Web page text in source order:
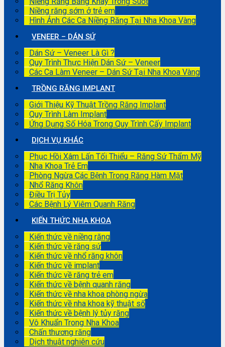
Niềng răng sớm ở trẻ em
Hình Ảnh Các Ca Niềng Răng Tại Nha Khoa Vàng
VENEER – DÁN SỨ
Dán Sứ – Veneer Là Gì ?
Quy Trình Thực Hiện Dán Sứ – Veneer
Các Ca Làm Veneer – Dán Sứ Tại Nha Khoa Vàng
TRỒNG RĂNG IMPLANT
Giới Thiệu Kỹ Thuật Trồng Răng Implant
Quy Trình Làm Implant
Ứng Dụng Số Hóa Trong Quy Trình Cấy Implant
DỊCH VỤ KHÁC
Phục Hồi Xâm Lấn Tối Thiểu – Răng Sứ Thẩm Mỹ
Nha Khoa Trẻ Em
Phòng Ngừa Các Bệnh Trong Răng Hàm Mặt
Nhổ Răng Khôn
Điều Trị Tủy
Các Bệnh Lý Viêm Quanh Răng
KIẾN THỨC NHA KHOA
Kiến thức về niềng răng
Kiến thức về răng sứ
Kiến thức về nhổ răng khôn
Kiến thức về implant
Kiến thức về răng trẻ em
Kiến thức về bệnh quanh răng
Kiến thức về nha khoa phòng ngừa
Kiến thức về nha khoa kỹ thuật số
Kiến thức về bệnh lý tủy răng
Vô Khuẩn Trong Nha Khoa
Chấn thương răng
Dịch thuật nghiên cứu